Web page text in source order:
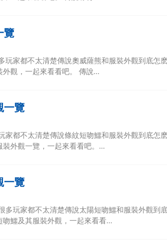
覽
玩家都不太清楚傳說奧威薩熊和服裝外觀到底怎
觀，一起來看看吧。 傳說...
一覽
家都不太清楚傳說條紋短吻鱷和服裝外觀到底怎
外觀一覽，一起來看看吧。...
一覽
多玩家都不太清楚傳說太陽短吻鱷和服裝外觀到
鱷及其服裝外觀，一起來看看...